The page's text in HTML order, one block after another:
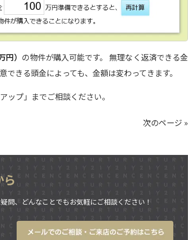
） の物件が購入可能です。 無理なく返済できる金
できる頭金によっても、金額は変わってきます。
ップ」までご相談ください。
次のページ »
問、どんなことでもお気軽にご相談ください！